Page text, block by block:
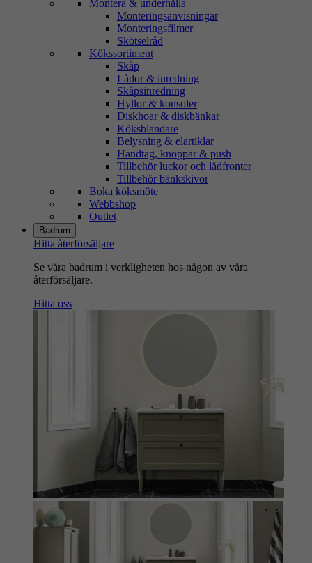
Montera & underhålla
Monteringsanvisningar
Monteringsfilmer
Skötselråd
Kökssortiment
Skåp
Lådor & inredning
Skåpsinredning
Hyllor & konsoler
Diskhoar & diskbänkar
Köksblandare
Belysning & elartiklar
Handtag, knoppar & push
Tillbehör luckor och lådfronter
Tillbehör bänkskivor
Boka köksmöte
Webbshop
Outlet
Badrum
Hitta återförsäljare
Se våra badrum i verkligheten hos någon av våra
återförsäljare.
Hitta oss